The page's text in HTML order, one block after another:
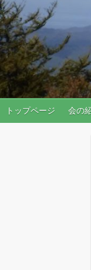
トップページ 会の